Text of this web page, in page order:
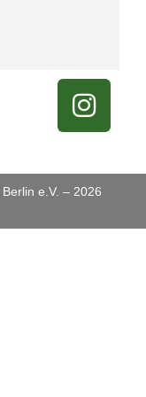
e.V. – 2026